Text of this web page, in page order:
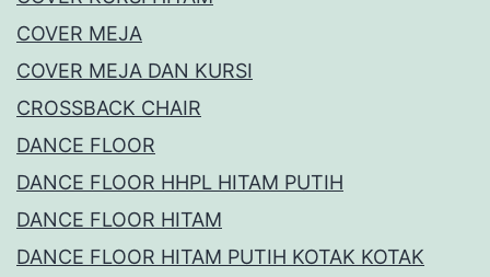
COVER MEJA
COVER MEJA DAN KURSI
CROSSBACK CHAIR
DANCE FLOOR
DANCE FLOOR HHPL HITAM PUTIH
DANCE FLOOR HITAM
DANCE FLOOR HITAM PUTIH KOTAK KOTAK